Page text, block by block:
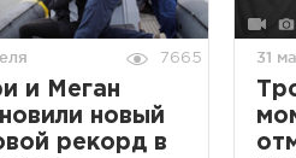
7665
и Меган
новый
рекорд в
31